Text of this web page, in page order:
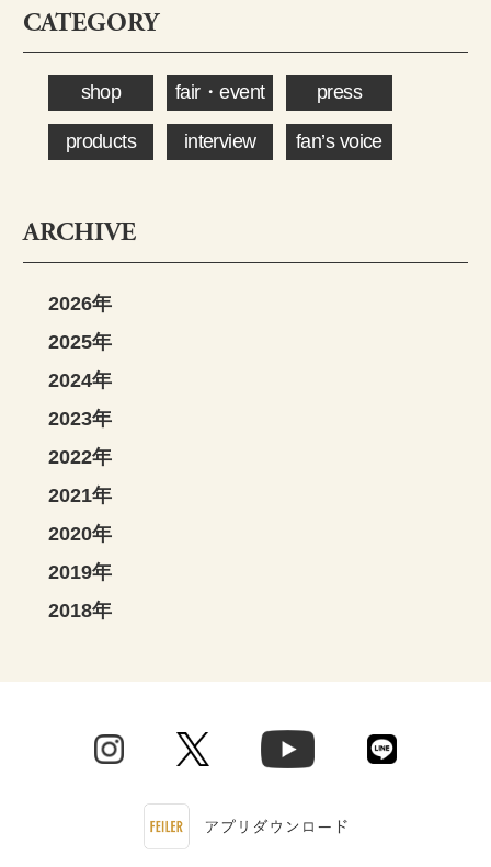
CATEGORY
shop fair・event press
products interview fan’s voice
ARCHIVE
2026年
2025年
2024年
2023年
2022年
2021年
2020年
2019年
2018年